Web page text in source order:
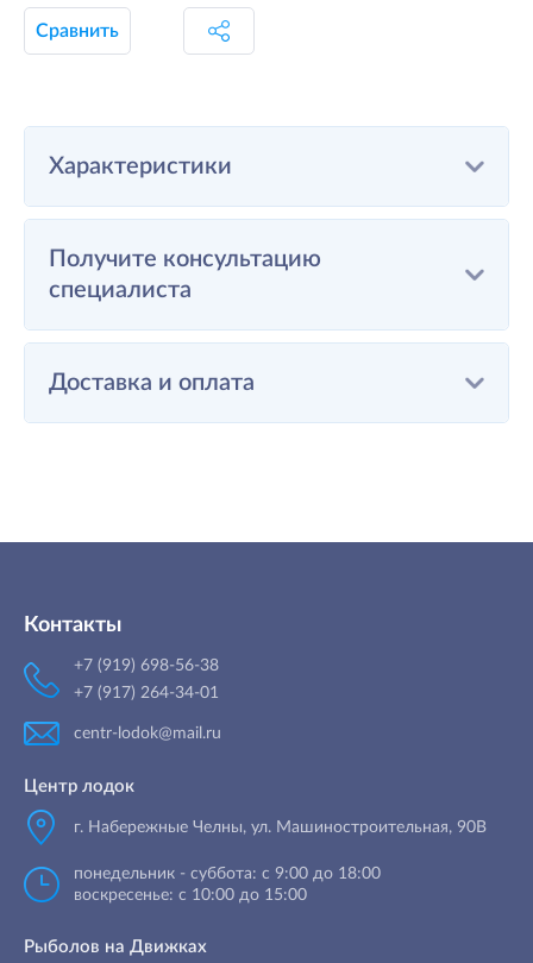
Сравнить
Характеристики
Получите консультацию
специалиста
Доставка и оплата
Контакты
+7 (919) 698-56-38
+7 (917) 264-34-01
centr-lodok@mail.ru
Центр лодок
г. Набережные Челны, ул. Машиностроительная, 90B
понедельник - суббота: с 9:00 до 18:00
воскресенье: с 10:00 до 15:00
Рыболов на Движках